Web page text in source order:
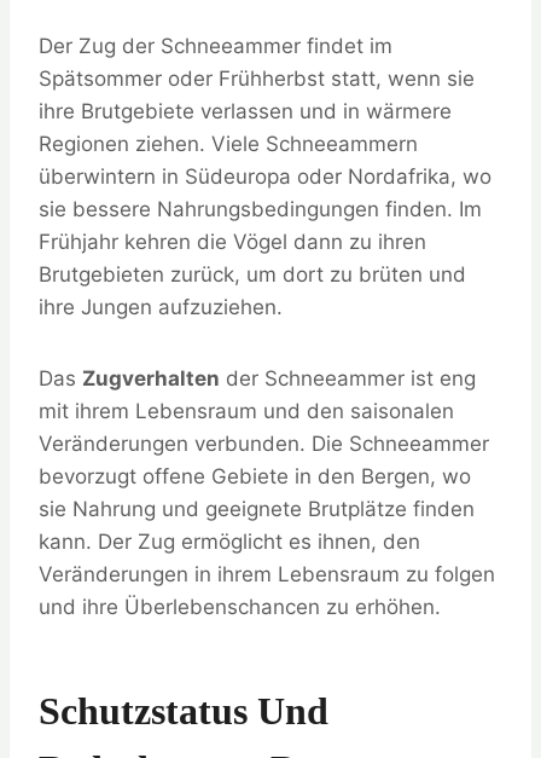
Der Zug der Schneeammer findet im
Spätsommer oder Frühherbst statt, wenn sie
ihre Brutgebiete verlassen und in wärmere
Regionen ziehen. Viele Schneeammern
überwintern in Südeuropa oder Nordafrika, wo
sie bessere Nahrungsbedingungen finden. Im
Frühjahr kehren die Vögel dann zu ihren
Brutgebieten zurück, um dort zu brüten und
ihre Jungen aufzuziehen.
Das Zugverhalten der Schneeammer ist eng
mit ihrem Lebensraum und den saisonalen
Veränderungen verbunden. Die Schneeammer
bevorzugt offene Gebiete in den Bergen, wo
sie Nahrung und geeignete Brutplätze finden
kann. Der Zug ermöglicht es ihnen, den
Veränderungen in ihrem Lebensraum zu folgen
und ihre Überlebenschancen zu erhöhen.
Schutzstatus Und